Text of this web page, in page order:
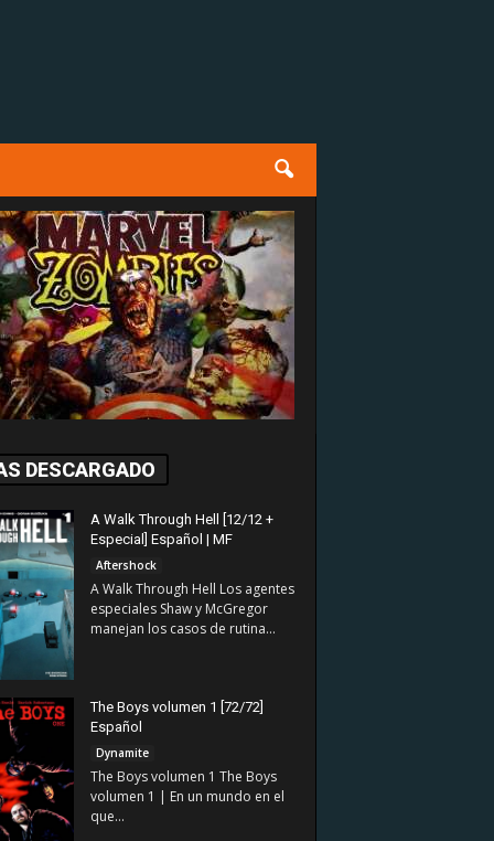
DESCARGADO
A Walk Through Hell [12/12 +
Especial] Español | MF
Aftershock
A Walk Through Hell Los agentes
especiales Shaw y McGregor
manejan los casos de rutina...
The Boys volumen 1 [72/72]
Español
Dynamite
The Boys volumen 1 The Boys
volumen 1 | En un mundo en el
que...